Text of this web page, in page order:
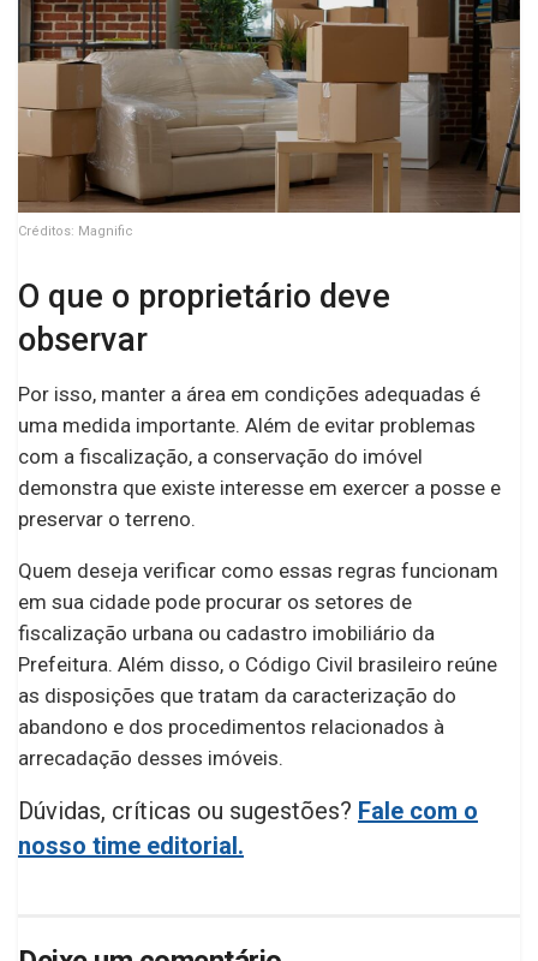
Créditos: Magnific
O que o proprietário deve
observar
Por isso, manter a área em condições adequadas é
uma medida importante. Além de evitar problemas
com a fiscalização, a conservação do imóvel
demonstra que existe interesse em exercer a posse e
preservar o terreno.
Quem deseja verificar como essas regras funcionam
em sua cidade pode procurar os setores de
fiscalização urbana ou cadastro imobiliário da
Prefeitura. Além disso, o Código Civil brasileiro reúne
as disposições que tratam da caracterização do
abandono e dos procedimentos relacionados à
arrecadação desses imóveis.
Dúvidas, críticas ou sugestões? Fale com o
nosso time editorial.